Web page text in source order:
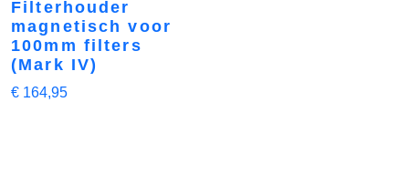
Filterhouder
magnetisch voor
100mm filters
(Mark IV)
€ 164,95